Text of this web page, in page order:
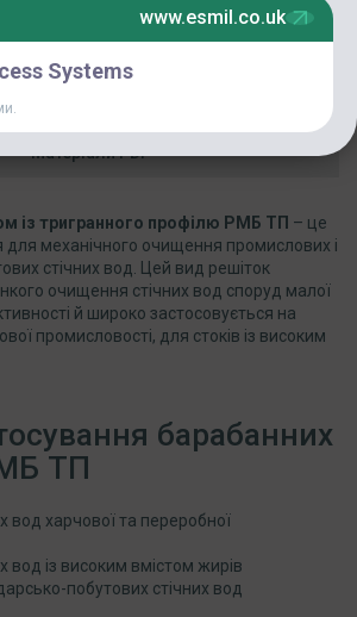
Характеристики
Матеріали PDF
із тригранного профілю РМБ ТП – це
для механічного очищення промислових і
стічних вод. Цей вид решіток
очищення стічних вод споруд малої
й широко застосовується на
промисловості, для стоків із високим
барабанних
ТП
вод харчової та переробної
вод із високим вмістом жирів
побутових стічних вод
www.esmil.co.uk
Systems